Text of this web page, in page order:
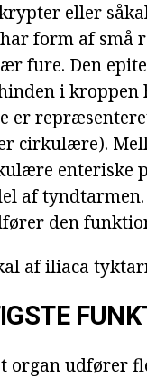
eller
form af små
fure. Den
i kroppen
er
cirkulære).
enteriske
af
den
af iliaca
organ udfører